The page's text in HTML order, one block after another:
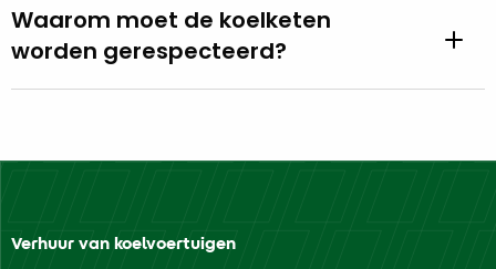
Waarom moet de koelketen
worden gerespecteerd?
Verhuur van koelvoertuigen